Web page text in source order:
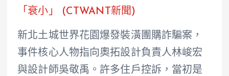
「衰小」 (CTWANT新聞)
新北土城世界花園爆發裝潢團購詐騙案，
事件核心人物指向奧拓設計負責人林峻宏
與設計師吳敬禹。許多住戶控訴，當初是